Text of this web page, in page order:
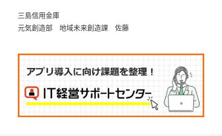
三島信用金庫
元気創造部 地域未来創造課 佐藤